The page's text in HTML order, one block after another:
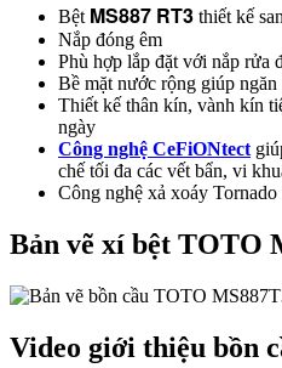
Bệt MS887 RT3 thiết kế
Nắp đóng êm
Phù hợp lắp đặt với nắp
Bề mặt nước rộng giúp ngăn
Thiết kế thân kín, vành kín
ngày
Công nghệ CeFiONtect
chế tối đa các vết bẩn, vi
Công nghệ xả xoáy
Bản vẽ xí bệt TOTO
Video giới thiệu bồn